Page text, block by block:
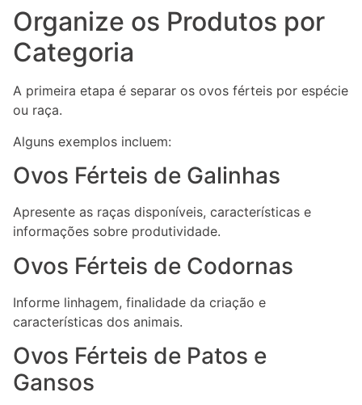
Organize os Produtos por
Categoria
A primeira etapa é separar os ovos férteis por espécie
ou raça.
Alguns exemplos incluem:
Ovos Férteis de Galinhas
Apresente as raças disponíveis, características e
informações sobre produtividade.
Ovos Férteis de Codornas
Informe linhagem, finalidade da criação e
características dos animais.
Ovos Férteis de Patos e
Gansos